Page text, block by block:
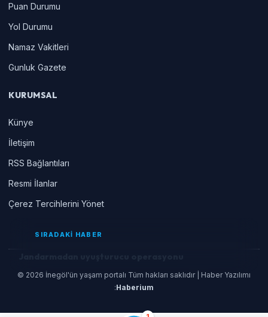
Puan Durumu
Yol Durumu
Namaz Vakitleri
Gunluk Gazete
KURUMSAL
Künye
İletişim
RSS Bağlantıları
Resmi İlanlar
Çerez Tercihlerini Yönet
© 2026 İnegöl'ün yaşam portalı Tüm hakları saklıdır | Haber Yazılımı
:Haberium
SIRADAKİ HABER